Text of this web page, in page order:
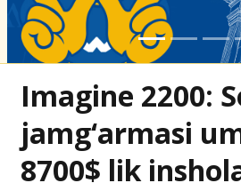
Imagine 2200:
jamg‘armasi
8700$ lik